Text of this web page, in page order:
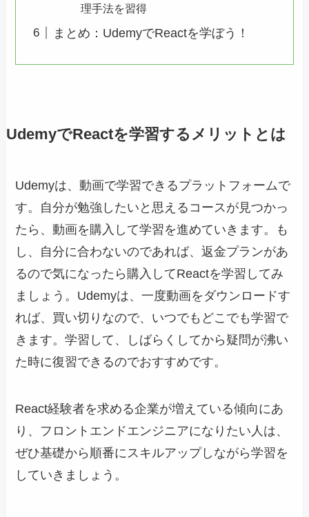
理手法を習得
まとめ：UdemyでReactを学ぼう！
UdemyでReactを学習するメリットとは
Udemyは、動画で学習できるプラットフォームで
す。自分が勉強したいと思えるコースが見つかっ
たら、動画を購入して学習を進めていきます。も
し、自分に合わないのであれば、返金プランがあ
るので気になったら購入してReactを学習してみ
ましょう。Udemyは、一度動画をダウンロードす
れば、買い切りなので、いつでもどこでも学習で
きます。学習して、しばらくしてから疑問が沸い
た時に復習できるのでおすすめです。
React経験者を求める企業が増えている傾向にあ
り、フロントエンドエンジニアになりたい人は、
ぜひ基礎から順番にスキルアップしながら学習を
していきましょう。